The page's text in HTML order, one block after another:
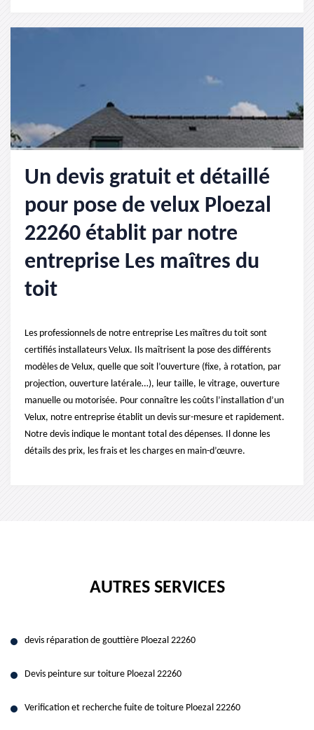
Un devis gratuit et détaillé
pour pose de velux Ploezal
22260 établit par notre
entreprise Les maîtres du
toit
Les professionnels de notre entreprise Les maîtres du toit sont
certifiés installateurs Velux. Ils maîtrisent la pose des différents
modèles de Velux, quelle que soit l’ouverture (fixe, à rotation, par
projection, ouverture latérale…), leur taille, le vitrage, ouverture
manuelle ou motorisée. Pour connaître les coûts l’installation d’un
Velux, notre entreprise établit un devis sur-mesure et rapidement.
Notre devis indique le montant total des dépenses. Il donne les
détails des prix, les frais et les charges en main-d’œuvre.
AUTRES SERVICES
devis réparation de gouttière Ploezal 22260
Devis peinture sur toiture Ploezal 22260
Verification et recherche fuite de toiture Ploezal 22260